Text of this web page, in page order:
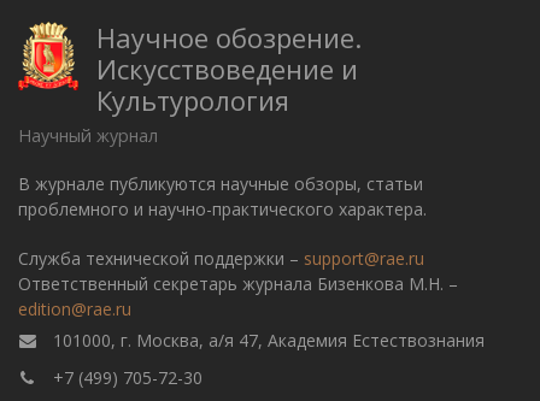
Научное обозрение.
Искусствоведение и
Культурология
Научный журнал
В журнале публикуются научные обзоры, статьи
проблемного и научно-практического характера.
Служба технической поддержки – support@rae.ru
Ответственный секретарь журнала Бизенкова М.Н. –
edition@rae.ru
101000, г. Москва, а/я 47, Академия Естествознания
+7 (499) 705-72-30